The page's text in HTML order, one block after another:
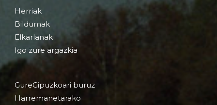
Herriak
Bildumak
Elkarlanak
Igo zure argazkia
GureGipuzkoari buruz
Harremanetarako